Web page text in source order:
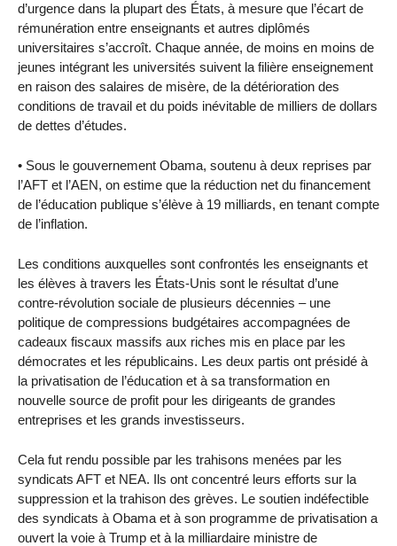
d’urgence dans la plupart des États, à mesure que l’écart de
rémunération entre enseignants et autres diplômés
universitaires s’accroît. Chaque année, de moins en moins de
jeunes intégrant les universités suivent la filière enseignement
en raison des salaires de misère, de la détérioration des
conditions de travail et du poids inévitable de milliers de dollars
de dettes d’études.
• Sous le gouvernement Obama, soutenu à deux reprises par
l’AFT et l’AEN, on estime que la réduction net du financement
de l’éducation publique s’élève à 19 milliards, en tenant compte
de l’inflation.
Les conditions auxquelles sont confrontés les enseignants et
les élèves à travers les États-Unis sont le résultat d’une
contre-révolution sociale de plusieurs décennies – une
politique de compressions budgétaires accompagnées de
cadeaux fiscaux massifs aux riches mis en place par les
démocrates et les républicains. Les deux partis ont présidé à
la privatisation de l’éducation et à sa transformation en
nouvelle source de profit pour les dirigeants de grandes
entreprises et les grands investisseurs.
Cela fut rendu possible par les trahisons menées par les
syndicats AFT et NEA. Ils ont concentré leurs efforts sur la
suppression et la trahison des grèves. Le soutien indéfectible
des syndicats à Obama et à son programme de privatisation a
ouvert la voie à Trump et à la milliardaire ministre de